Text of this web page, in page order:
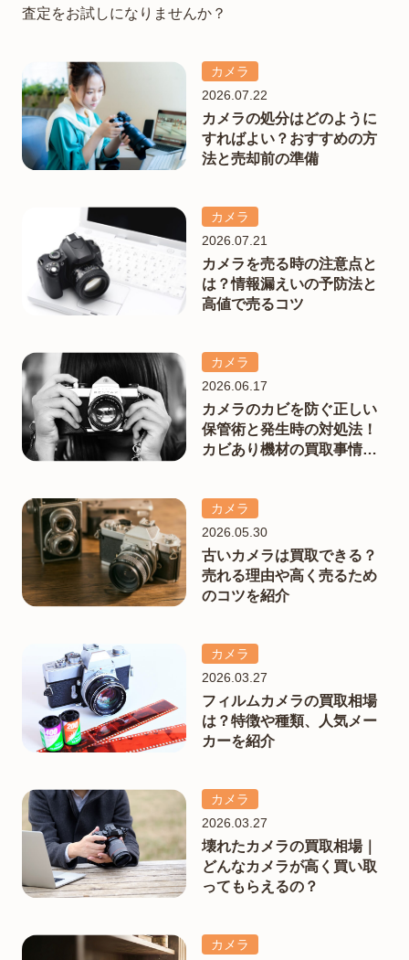
査定をお試しになりませんか？
カメラ
2026.07.22
カメラの処分はどのように
すればよい？おすすめの方
法と売却前の準備
カメラ
2026.07.21
カメラを売る時の注意点と
は？情報漏えいの予防法と
高値で売るコツ
カメラ
2026.06.17
カメラのカビを防ぐ正しい
保管術と発生時の対処法！
カビあり機材の買取事情も
カメラ
2026.05.30
古いカメラは買取できる？
売れる理由や高く売るため
のコツを紹介
カメラ
2026.03.27
フィルムカメラの買取相場
は？特徴や種類、人気メー
カーを紹介
カメラ
2026.03.27
壊れたカメラの買取相場｜
どんなカメラが高く買い取
ってもらえるの？
カメラ